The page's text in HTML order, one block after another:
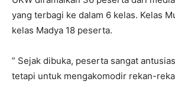
yang terbagi ke dalam 6 kelas. Kelas
kelas Madya 18 peserta.
” Sejak dibuka, peserta sangat
tetapi untuk mengakomodir rekan-